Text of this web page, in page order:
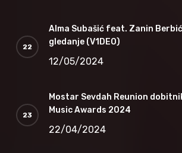
Alma Subašić feat. Zanin
gledanje (V1DEO)
12/05/2024
Mostar Sevdah Reunion
Music Awards 2024
22/04/2024